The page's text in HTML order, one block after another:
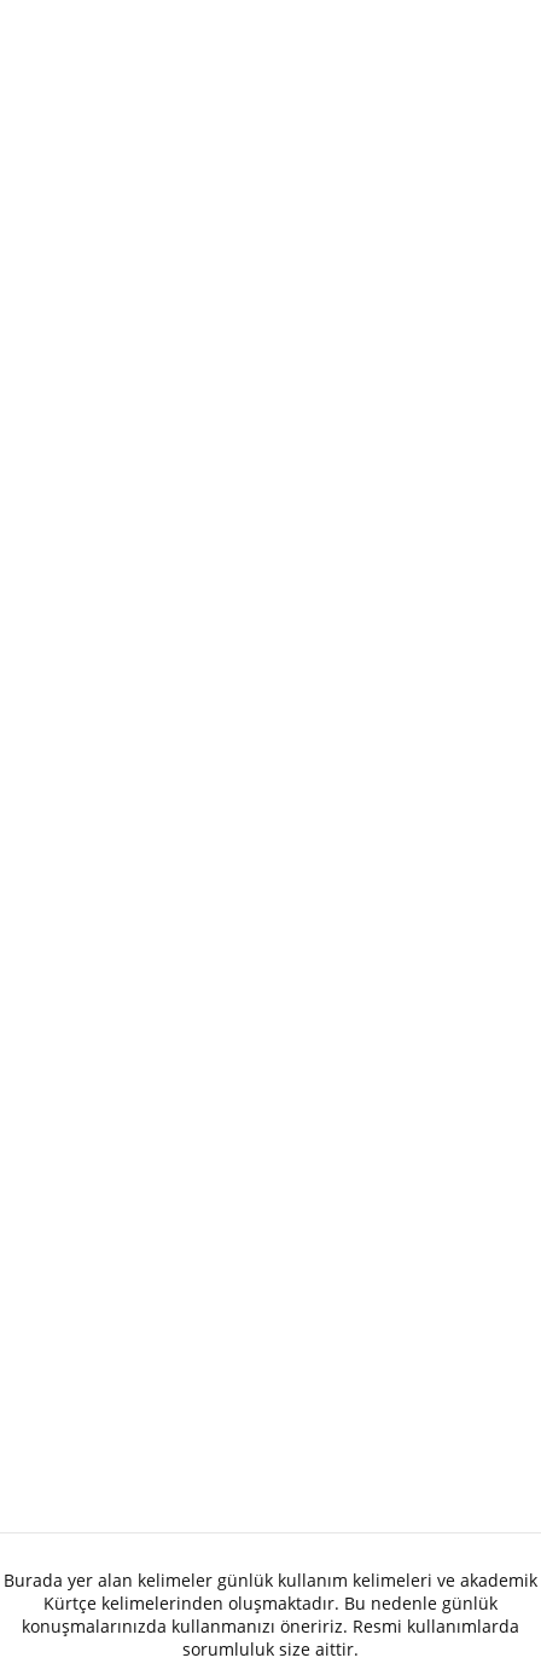
Burada yer alan kelimeler günlük kullanım kelimeleri ve akademik
Kürtçe kelimelerinden oluşmaktadır. Bu nedenle günlük
konuşmalarınızda kullanmanızı öneririz. Resmi kullanımlarda
sorumluluk size aittir.